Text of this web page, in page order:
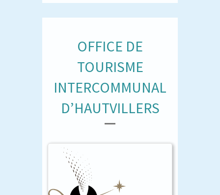
OFFICE DE
TOURISME
INTERCOMMUNAL
D’HAUTVILLERS